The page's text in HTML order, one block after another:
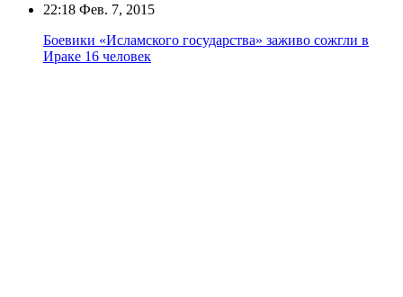
22:18 Фев. 7, 2015
Боевики «Исламского государства» заживо сожгли в
Ираке 16 человек